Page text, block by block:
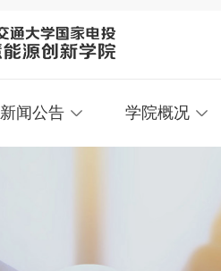
新闻公告 学院概况